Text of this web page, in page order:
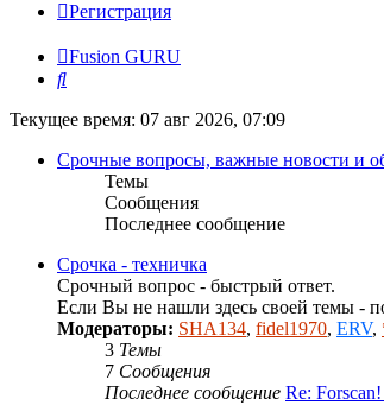
Регистрация
Fusion GURU
Поиск
Текущее время: 07 авг 2026, 07:09
Срочные вопросы, важные новости и
Темы
Сообщения
Последнее сообщение
Срочка - техничка
Срочный вопрос - быстрый ответ.
Если Вы не нашли здесь своей темы -
Модераторы: SHA134, fidel1970, ERV,
3 Темы
7 Сообщения
Последнее сообщение Re: